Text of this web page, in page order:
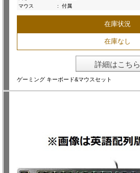
マウス
: 付属
在庫状況
在庫なし
詳細はこちら
ゲーミング キーボード&マウスセット